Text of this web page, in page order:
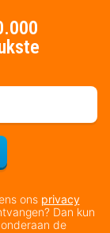
ons privacy
Dan kun
de